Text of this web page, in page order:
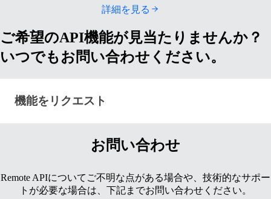
詳細を見る
ご希望のAPI機能が見当たりませんか？
いつでもお問い合わせください。
機能をリクエスト · remote-api-developer-
機能をリクエスト
お問い合わせ
Remote APIについてご不明な点がある場合や、技術的なサポー
トが必要な場合は、下記までお問い合わせください。